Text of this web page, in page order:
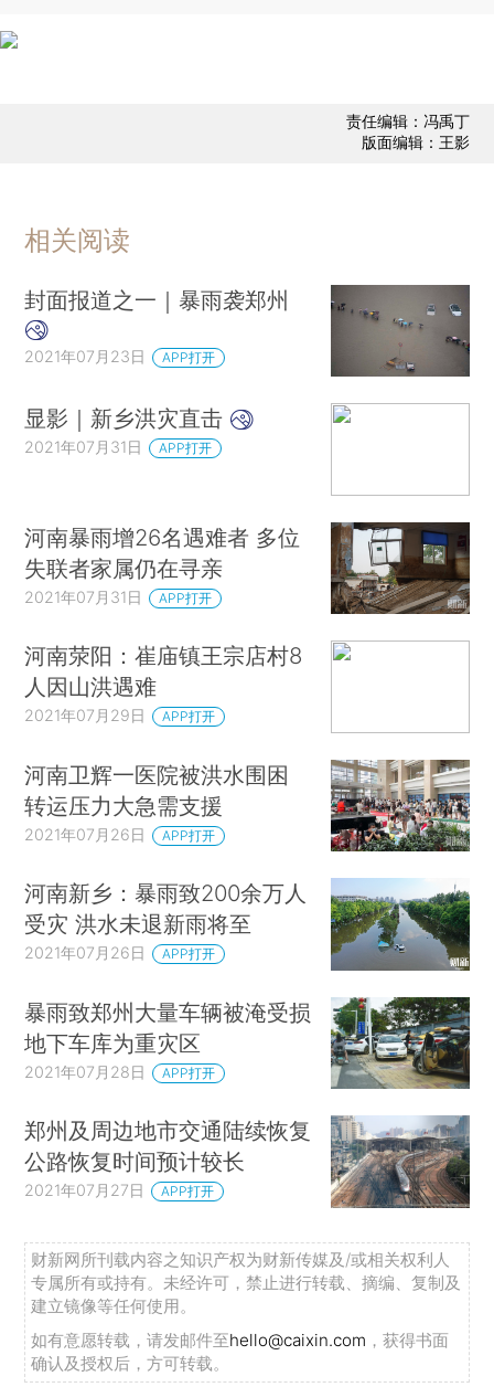
责任编辑：冯禹丁
版面编辑：王影
相关阅读
封面报道之一｜暴雨袭郑州
2021年07月23日 APP打开
显影｜新乡洪灾直击
2021年07月31日 APP打开
河南暴雨增26名遇难者 多位
失联者家属仍在寻亲
2021年07月31日 APP打开
河南荥阳：崔庙镇王宗店村8
人因山洪遇难
2021年07月29日 APP打开
河南卫辉一医院被洪水围困
转运压力大急需支援
2021年07月26日 APP打开
河南新乡：暴雨致200余万人
受灾 洪水未退新雨将至
2021年07月26日 APP打开
暴雨致郑州大量车辆被淹受损
地下车库为重灾区
2021年07月28日 APP打开
郑州及周边地市交通陆续恢复
公路恢复时间预计较长
2021年07月27日 APP打开
财新网所刊载内容之知识产权为财新传媒及/或相关权利人
专属所有或持有。未经许可，禁止进行转载、摘编、复制及
建立镜像等任何使用。
如有意愿转载，请发邮件至hello@caixin.com ，获得书面
确认及授权后，方可转载。